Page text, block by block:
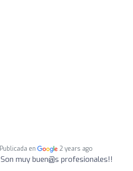
Publicada en 2 years ago
Son muy buen@s profesionales!!